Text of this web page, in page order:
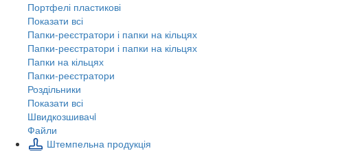
Портфелі пластикові
Показати всі
Папки-реєстратори і папки на кільцях
Папки-реєстратори і папки на кільцях
Папки на кільцях
Папки-реєстратори
Роздільники
Показати всі
Швидкозшивачi
Файли
Штемпельна продукція